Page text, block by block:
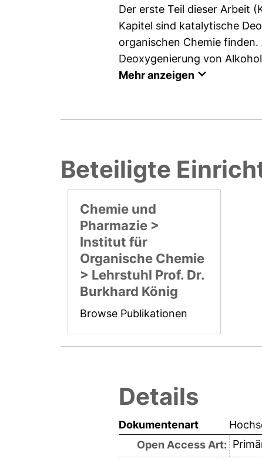
Der erste Teil dieser Arbeit
Kapitel sind katalytische
organischen Chemie
Deoxygenierung von
Mehr anzeigen
Beteiligte
Chemie und
Pharmazie >
Institut für
Organische Chemie
> Lehrstuhl Prof. Dr.
Burkhard König
Browse Publikationen
Details
Dokumentenart
Open Access Art: